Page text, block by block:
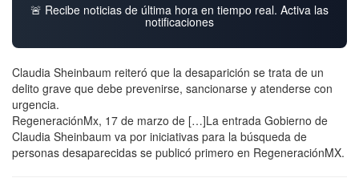
🚨 Recibe noticias de última hora en tiempo real. Activa las
notificaciones
Claudia Sheinbaum reiteró que la desaparición se trata de un
delito grave que debe prevenirse, sancionarse y atenderse con
urgencia.
RegeneraciónMx, 17 de marzo de […]La entrada Gobierno de
Claudia Sheinbaum va por iniciativas para la búsqueda de
personas desaparecidas se publicó primero en RegeneraciónMX.